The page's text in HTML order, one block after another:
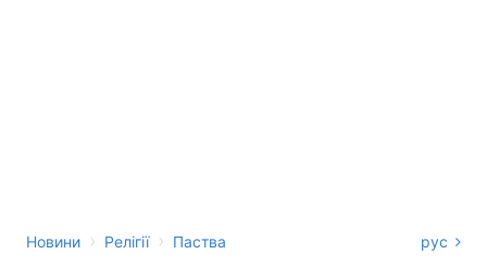
Новини › Релігії › Паства рус